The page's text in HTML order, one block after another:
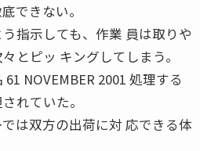
できない。
指示しても、作業 員は取りや
とピッ キングしてしまう。
NOVEMBER 2001 処理する
れていた。
は双方の出荷に対 応できる体